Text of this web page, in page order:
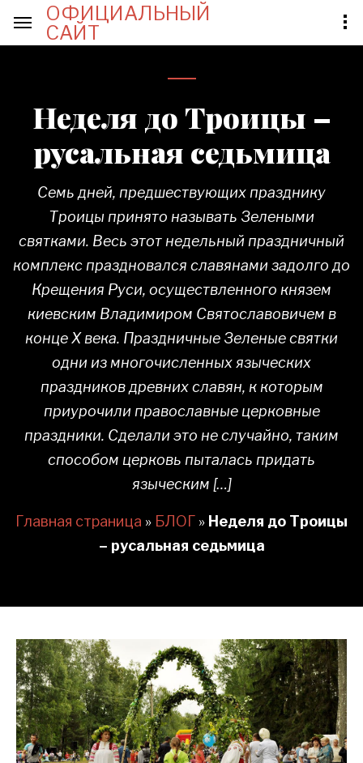
ОФИЦИАЛЬНЫЙ
САЙТ
Неделя до Троицы –
русальная седьмица
Семь дней, предшествующих празднику
Троицы принято называть Зелеными
святками. Весь этот недельный праздничный
комплекс праздновался славянами задолго до
Крещения Руси, осуществленного князем
киевским Владимиром Святославовичем в
конце X века. Праздничные Зеленые святки
одни из многочисленных языческих
праздников древних славян, к которым
приурочили православные церковные
праздники. Сделали это не случайно, таким
способом церковь пыталась придать
языческим […]
Главная страница » БЛОГ » Неделя до Троицы
– русальная седьмица